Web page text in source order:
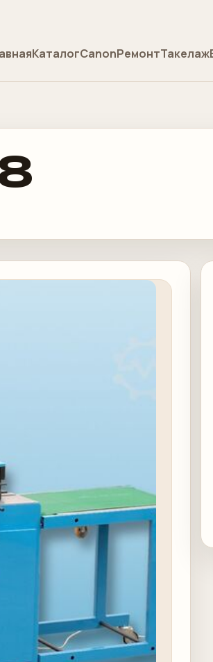
КаталогCanonРемонтТакелаж